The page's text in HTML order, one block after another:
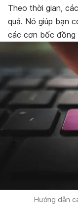
Theo thời gian,
quả. Nó giúp bạn
các cơn bốc đồng
Hướng dẫn